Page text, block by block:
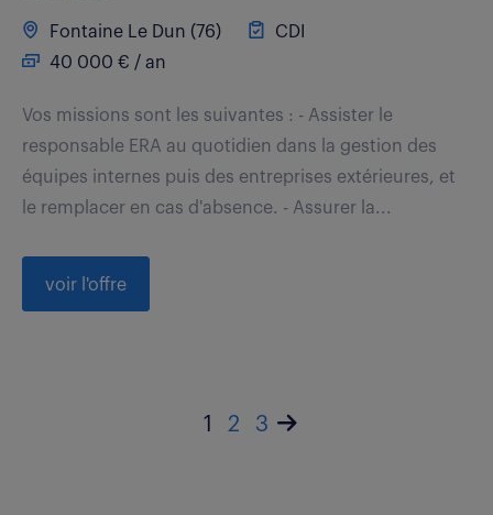
Fontaine Le Dun (76)
CDI
40 000 € / an
Vos missions sont les suivantes : - Assister le
responsable ERA au quotidien dans la gestion des
équipes internes puis des entreprises extérieures, et
le remplacer en cas d'absence. - Assurer la...
voir l'offre
1 2 3